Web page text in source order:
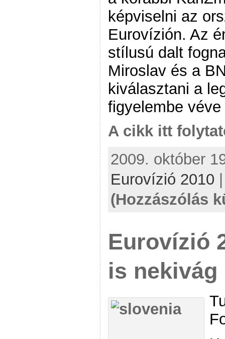
képviselni az
Eurovízión. Az
stílusú dalt
Miroslav és a
kiválasztani a
figyelembe
A cikk itt
2009. október
Eurovízió 2010
(Hozzászólás
Eurovízió
is nekivág